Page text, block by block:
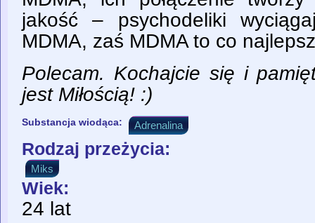
jakość – psychodeliki
MDMA, zaś MDMA to co
Polecam. Kochajcie się i
jest Miłością! :)
Substancja wiodąca: Adrenalina
Rodzaj przeżycia:
Miks
Wiek:
24 lat